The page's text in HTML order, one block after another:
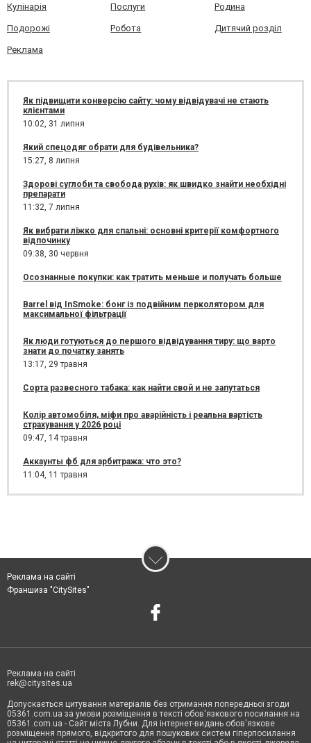
Кулінарія Послуги Родина
Подорожі Робота Дитячий розділ
Реклама
Як підвищити конверсію сайту: чому відвідувачі не стають
клієнтами
10:02, 31 липня
Який спецодяг обрати для будівельника?
15:27, 8 липня
Здорові суглоби та свобода рухів: як швидко знайти необхідні
препарати
11:32, 7 липня
Як вибрати ліжко для спальні: основні критерії комфортного
відпочинку
09:38, 30 червня
Осознанные покупки: как тратить меньше и получать больше
Barrel від InSmoke: бонг із подвійним перколятором для
максимальної фільтрації
Як люди готуються до першого відвідування тиру: що варто
знати до початку занять
13:17, 29 травня
Сорта развесного табака: как найти свой и не запутаться
Колір автомобіля, міфи про аварійність і реальна вартість
страхування у 2026 році
09:47, 14 травня
Аккаунты фб для арбитража: что это?
11:04, 11 травня
Реклама на сайті
Франшиза "CitySites"
Реклама на сайті
rek@citysites.ua
Допускається цитування матеріалів без отримання попередньої згоди
05361.com.ua за умови розміщення в тексті обов'язкового посилання на
05361.com.ua - Сайт міста Лубни. Для інтернет-видань обов'язкове
розміщення прямого, відкритого для пошукових систем гіперпосилання